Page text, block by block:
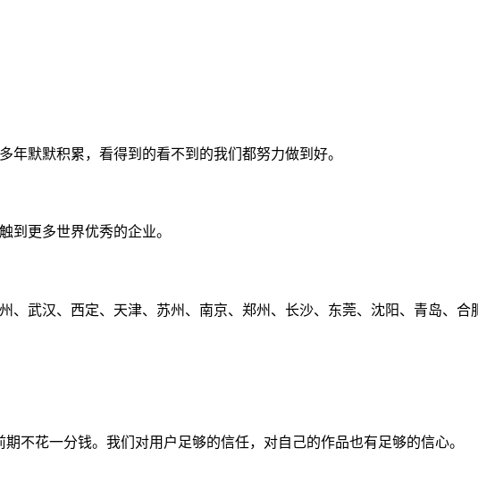
默默积累，看得到的看不到的我们都努力做到好。
到更多世界优秀的企业。
、武汉、西定、天津、苏州、南京、郑州、长沙、东莞、沈阳、青岛、合
不花一分钱。我们对用户足够的信任，对自己的作品也有足够的信心。